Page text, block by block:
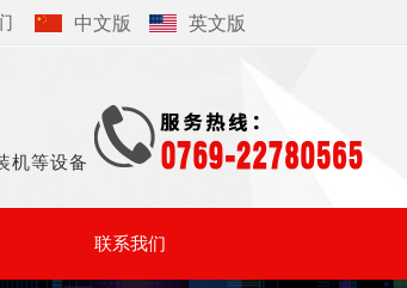
中文版 英文版
机等设备
联系我们